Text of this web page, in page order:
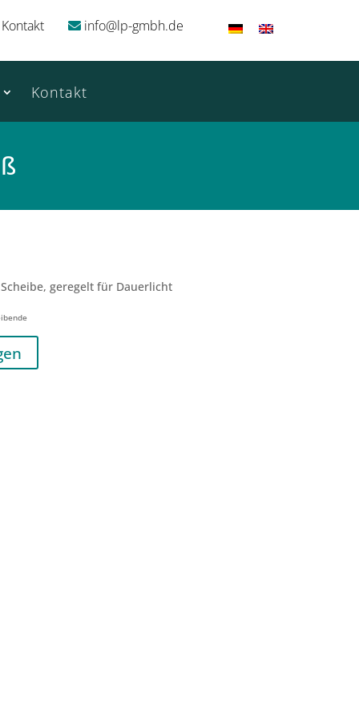
Kontakt info@lp-gmbh.de
Kontakt
geregelt für Dauerlicht